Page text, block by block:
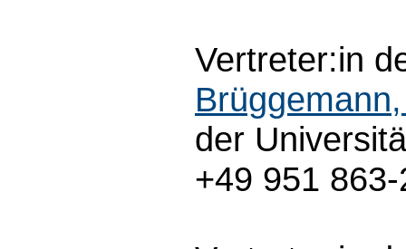
Vertreter:in
der
+49 951 863-